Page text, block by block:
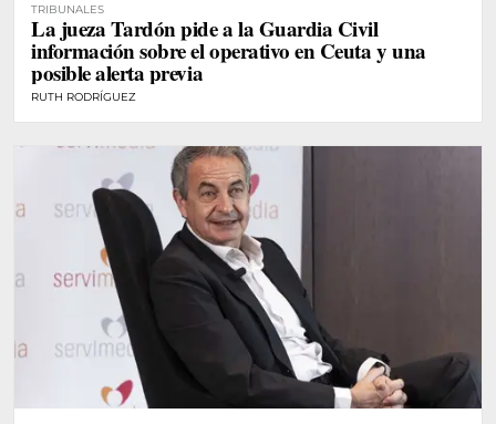
TRIBUNALES
La jueza Tardón pide a la Guardia Civil
información sobre el operativo en Ceuta y una
posible alerta previa
RUTH RODRÍGUEZ